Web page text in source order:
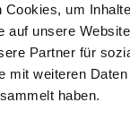
Cookies, um
auf unsere
Partner für
mit weiteren
haben.